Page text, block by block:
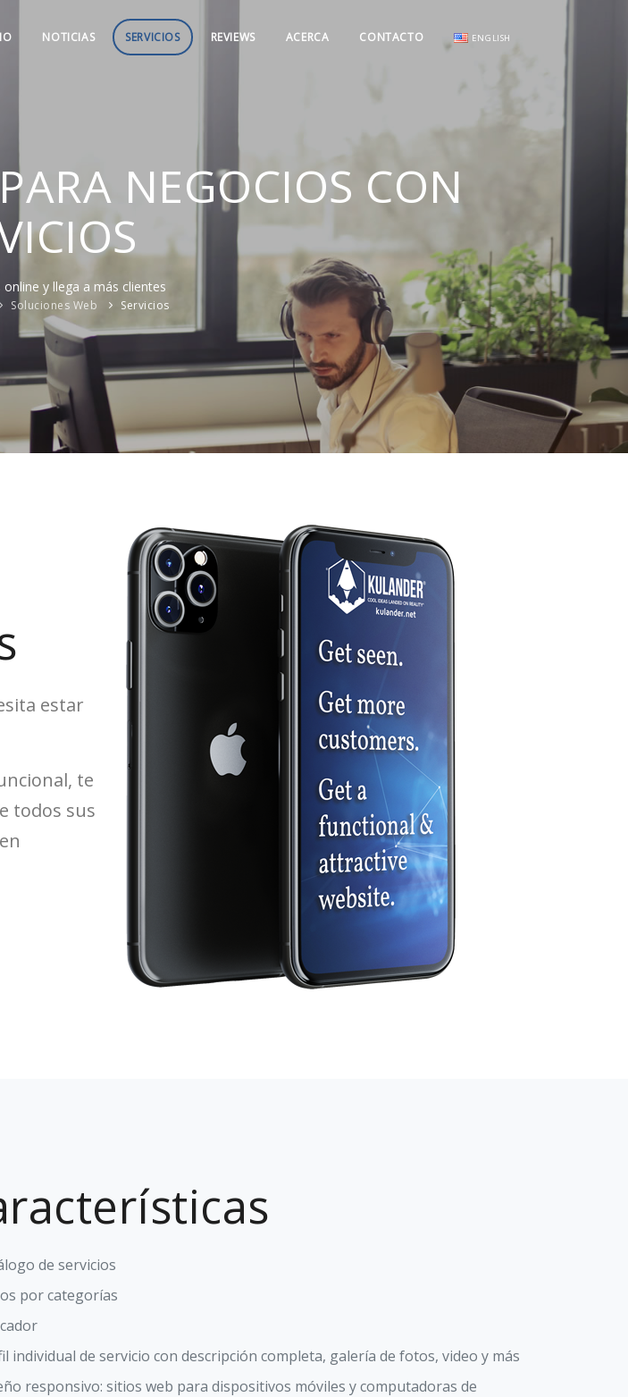
NOTICIAS SERVICIOS REVIEWS ACERCA CONTACTO ENGLISH
NEGOCIOS CON
y llega a más clientes
Soluciones Web Servicios
estar
te
todos sus
de servicios
por categorías
individual de servicio con descripción completa, galería de fotos, video y más
responsivo: sitios web para dispositivos móviles y computadoras de